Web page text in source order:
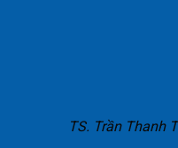
TS. Trần Thanh